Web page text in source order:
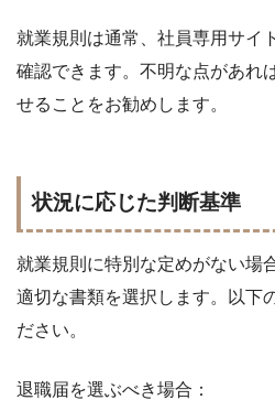
就業規則は通常、社員専用サイ
確認できます。不明な点があれ
せることをお勧めします。
状況に応じた判断基準
就業規則に特別な定めがない場
適切な書類を選択します。以下
ださい。
退職届を選ぶべき場合：